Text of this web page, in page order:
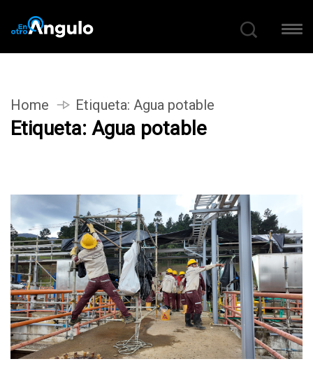
Home Etiqueta: Agua potable
Etiqueta: Agua potable